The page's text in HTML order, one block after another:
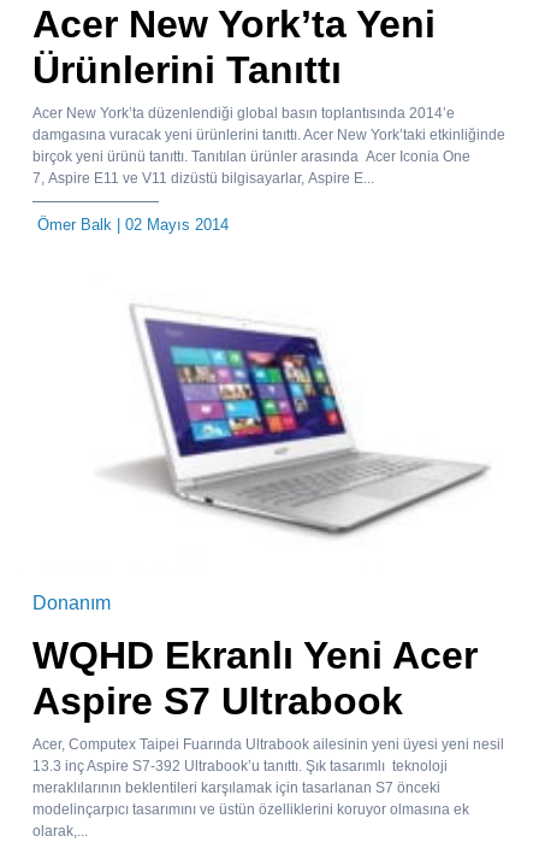
Acer New York’ta Yeni
Ürünlerini Tanıttı
Acer New York’ta düzenlendiği global basın toplantısında 2014’e
damgasına vuracak yeni ürünlerini tanıttı. Acer New York’taki etkinliğinde
birçok yeni ürünü tanıttı. Tanıtılan ürünler arasında Acer Iconia One
7, Aspire E11 ve V11 dizüstü bilgisayarlar, Aspire E...
Ömer Balk | 02 Mayıs 2014
Donanım
WQHD Ekranlı Yeni Acer
Aspire S7 Ultrabook
Acer, Computex Taipei Fuarında Ultrabook ailesinin yeni üyesi yeni nesil
13.3 inç Aspire S7-392 Ultrabook’u tanıttı. Şık tasarımlı teknoloji
meraklılarının beklentileri karşılamak için tasarlanan S7 önceki
modelinçarpıcı tasarımını ve üstün özelliklerini koruyor olmasına ek
olarak,...